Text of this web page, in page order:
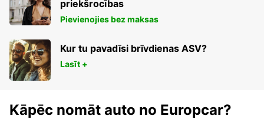
priekšrocības
Pievienojies bez maksas
Kur tu pavadīsi brīvdienas ASV?
Lasīt +
Kāpēc nomāt auto no Europcar?